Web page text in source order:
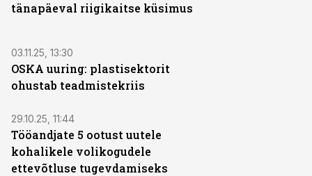
tänapäeval riigikaitse küsimus
03.11.25, 13:30
OSKA uuring: plastisektorit
ohustab teadmistekriis
29.10.25, 11:44
Tööandjate 5 ootust uutele
kohalikele volikogudele
ettevõtluse tugevdamiseks